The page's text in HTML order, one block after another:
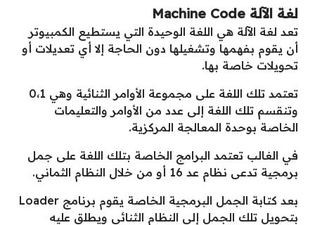
لغة الآلة Machine Code
تعد لغة الآلة هي اللغة الوحيدة التي يستطيع الكمبيوتر
أن يقوم بفهمها وتشغيلها دون الحاجة إلا أي تعديلات أو
تحويلات خاصة بها.
تعتمد تلك اللغة على مجموعة الأوامر الثنائية وهي 0،1
وتنقسم تلك اللغة إلى عدد من الأوامر والتعليمات
الخاصة بوحدة المعالجة المركزية.
في الغالب تعتمد البرامج الخاصة بتلك اللغة على جمل
برمجية تدعى نظام عد 16 أو من خلال النظام الثماني.
بعد كتابة الجمل البرمجية الخاصة يقوم برنامج Loader
بتحويل تلك الجمل إلى النظام الثنائي ويطلق عليه